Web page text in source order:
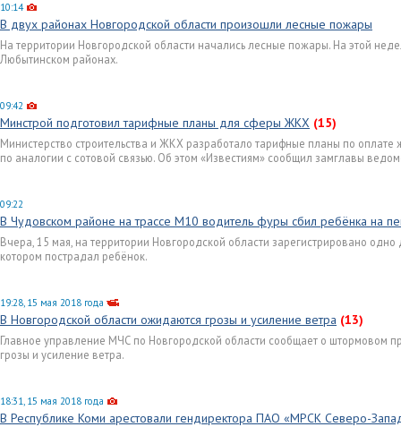
10:14
В двух районах Новгородской области произошли лесные пожары
На территории Новгородской области начались лесные пожары. На этой
Любытинском районах.
09:42
Минстрой подготовил тарифные планы для сферы ЖКХ (15)
Министерство строительства и ЖКХ разработало тарифные планы по
по аналогии с сотовой связью. Об этом «Известиям» сообщил замглавы
09:22
В Чудовском районе на трассе М10 водитель фуры сбил ребёнка на
Вчера, 15 мая, на территории Новгородской области зарегистрировано
котором пострадал ребёнок.
19:28, 15 мая 2018 года
В Новгородской области ожидаются грозы и усиление ветра (13)
Главное управление МЧС по Новгородской области сообщает о штормовом
грозы и усиление ветра.
18:31, 15 мая 2018 года
В Республике Коми арестовали гендиректора ПАО «МРСК Северо-